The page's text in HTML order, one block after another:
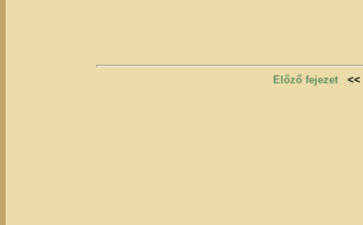
Előző fejezet <<